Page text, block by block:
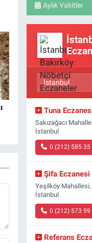
Aylık Vakitler
Tuna
Sakızağacı
İstanbul
0 (212) 585 35
Şifa Eczanesi
Yeşilköy Mahallesi,
İstanbul
0 (212) 573 59
Referans